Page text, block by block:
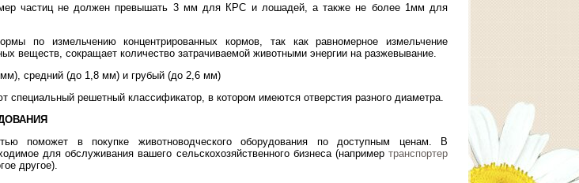
частиц не должен превышать 3 мм для КРС и лошадей, а также не более 1мм для
по измельчению концентрированных кормов, так как равномерное измельчение
веществ, сокращает количество затрачиваемой животными энергии на разжевывание.
средний (до 1,8 мм) и грубый (до 2,6 мм)
специальный решетный классификатор, в котором имеются отверстия разного диаметра.
поможет в покупке животноводческого оборудования по доступным ценам. В
для обслуживания вашего сельскохозяйственного бизнеса (напримертранспортер
другое).